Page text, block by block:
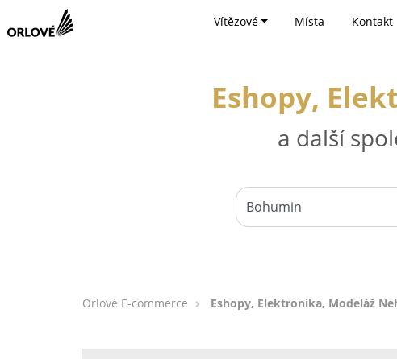
Vítězové Místa Kontakt
Eshopy,
a další
Orlové E-commerce Eshopy, Elektronika, Modeláž